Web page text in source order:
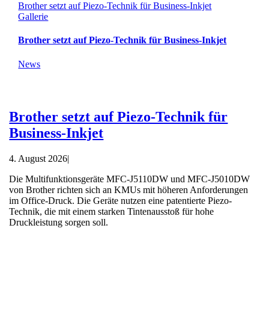
Brother setzt auf Piezo-Technik für Business-Inkjet
Gallerie
Brother setzt auf Piezo-Technik für Business-Inkjet
News
Brother setzt auf Piezo-Technik für
Business-Inkjet
4. August 2026|
Die Multifunktionsgeräte MFC-J5110DW und MFC-J5010DW
von Brother richten sich an KMUs mit höheren Anforderungen
im Office-Druck. Die Geräte nutzen eine patentierte Piezo-
Technik, die mit einem starken Tintenausstoß für hohe
Druckleistung sorgen soll.